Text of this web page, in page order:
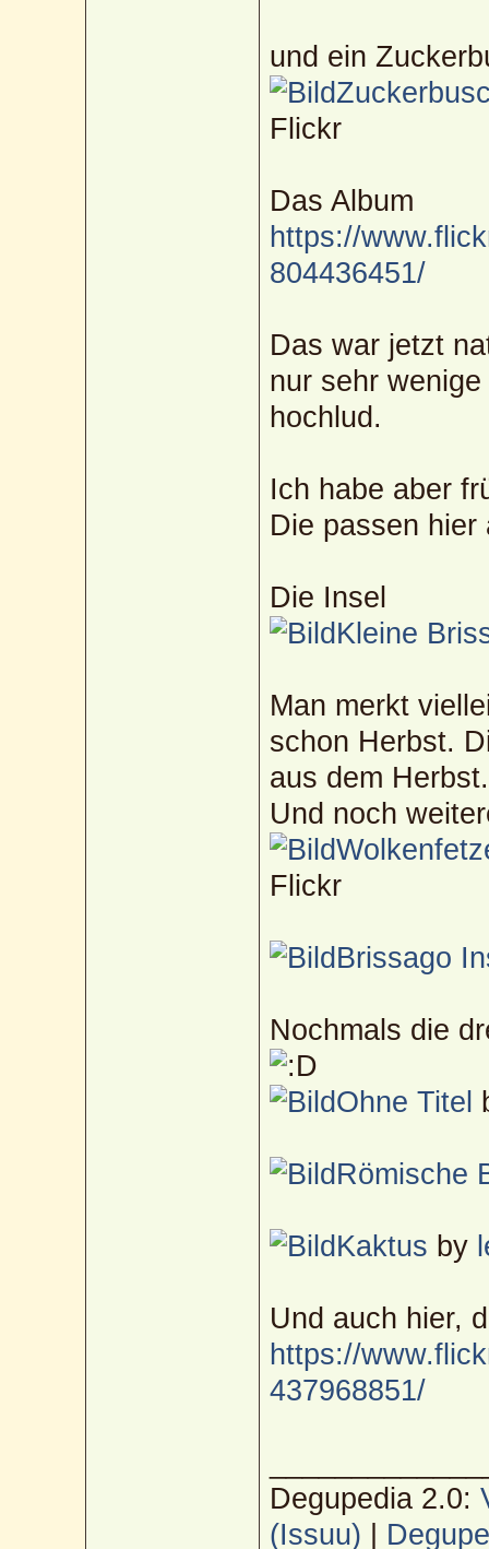
und ein
Flickr
Das Album
https://
804436451/
Das war jetzt
nur sehr
hochlud.
Ich habe aber
Die passen
Die Insel
Kleine
Man merkt
schon Herbst.
aus dem Herbst.
Und noch
Flickr
Brissago
Nochmals die
Ohne Titel
Römische
Kaktus by
Und auch hier,
https://
437968851/
Degupedia 2.0:
(Issuu)